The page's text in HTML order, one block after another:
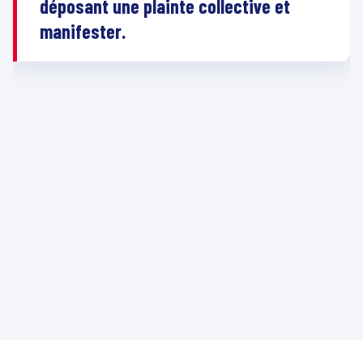
déposant une plainte collective et
manifester.